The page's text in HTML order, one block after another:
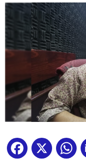
Facebook
X